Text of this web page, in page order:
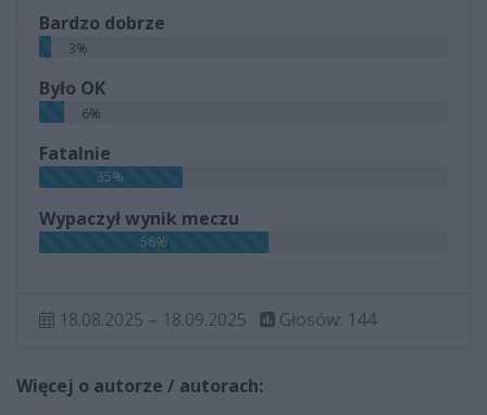
Bardzo dobrze
3%
Było OK
6%
Fatalnie
35%
Wypaczył wynik meczu
56%
18.08.2025 – 18.09.2025 Głosów: 144
Więcej o autorze / autorach: